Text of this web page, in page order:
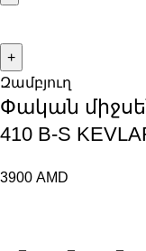
Զամբյուղ
Փական
410 B-S
3900 AMD